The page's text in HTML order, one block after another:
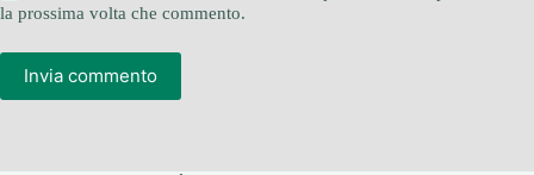
la prossima volta che commento.
Invia commento